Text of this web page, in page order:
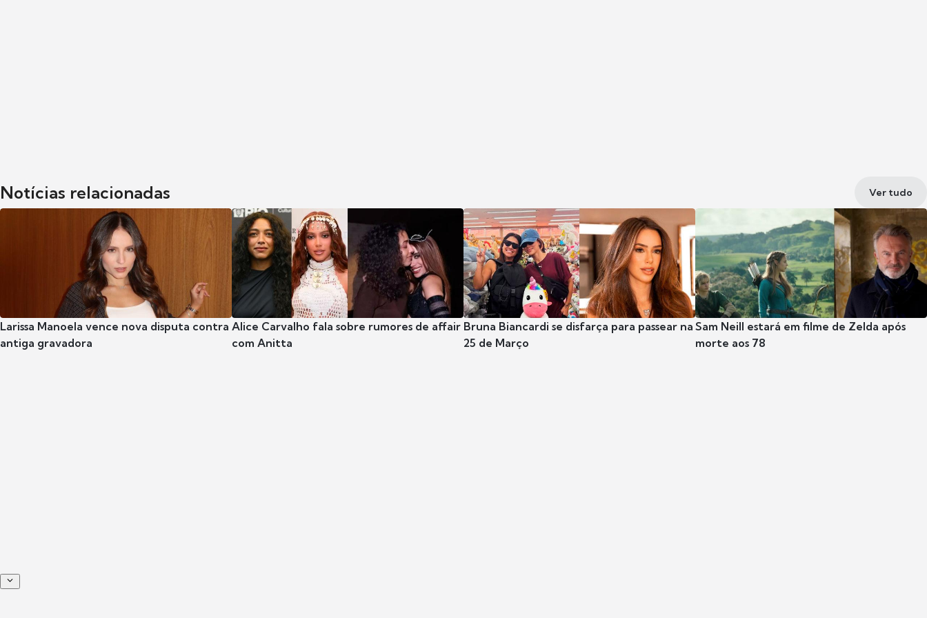
Notícias relacionadas Ver tudo
Larissa Manoela vence nova disputa contra
antiga gravadora
Alice Carvalho fala sobre rumores de affair
com Anitta
Bruna Biancardi se disfarça para passear na
25 de Março
Sam Neill estará em filme de Zelda após
morte aos 78